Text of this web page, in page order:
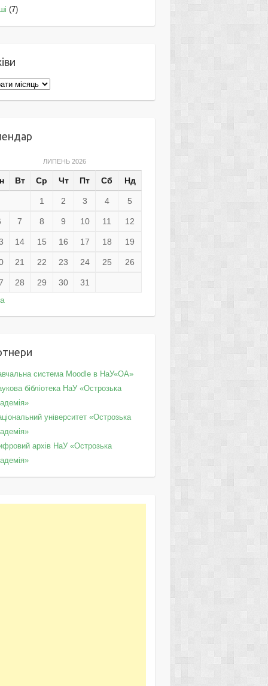
(7)
ЛИПЕНЬ 2026
Вт Ср Чт Пт Сб Нд
1 2 3 4 5
7 8 9 10 11 12
14 15 16 17 18 19
21 22 23 24 25 26
28 29 30
31
система Moodle в НаУ«ОА»
бібліотека НаУ «Острозька
університет «Острозька
архів НаУ «Острозька